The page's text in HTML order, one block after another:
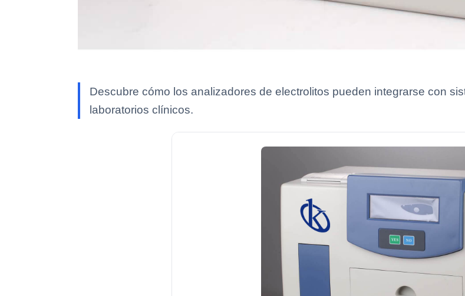
Descubre cómo los analizadores de electrolitos pueden integrarse con
laboratorios clínicos.